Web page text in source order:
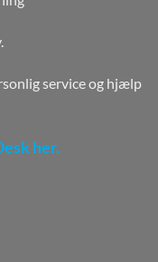
service og hjælp
her.